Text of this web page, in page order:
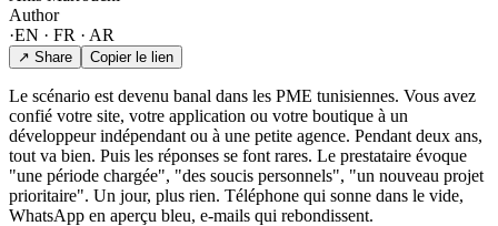
Author
·EN · FR · AR
↗ Share Copier le lien
Le scénario est devenu banal dans les PME tunisiennes. Vous avez
confié votre site, votre application ou votre boutique à un
développeur indépendant ou à une petite agence. Pendant deux ans,
tout va bien. Puis les réponses se font rares. Le prestataire évoque
"une période chargée", "des soucis personnels", "un nouveau projet
prioritaire". Un jour, plus rien. Téléphone qui sonne dans le vide,
WhatsApp en aperçu bleu, e-mails qui rebondissent.